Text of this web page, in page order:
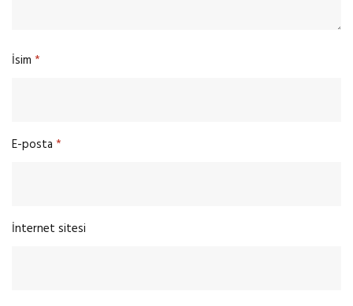
İsim *
E-posta *
İnternet sitesi